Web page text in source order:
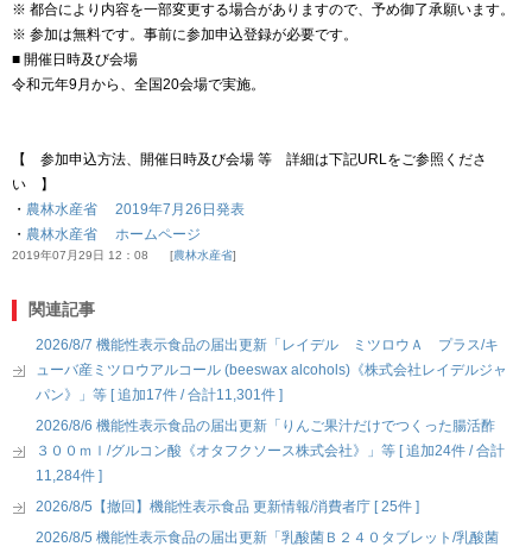
※ 都合により内容を一部変更する場合がありますので、予め御了承願います。
※ 参加は無料です。事前に参加申込登録が必要です。
■ 開催日時及び会場
令和元年9月から、全国20会場で実施。
【 参加申込方法、開催日時及び会場 等 詳細は下記URLをご参照くださ
い 】
・ 農林水産省 2019年7月26日発表
・ 農林水産省 ホームページ
2019年07月29日 12：08 農林水産省
関連記事
2026/8/7 機能性表示食品の届出更新「レイデル ミツロウＡ プラス/キ
ューバ産ミツロウアルコール (beeswax alcohols)《株式会社レイデルジャ
パン》」等 [ 追加17件 / 合計11,301件 ]
2026/8/6 機能性表示食品の届出更新「りんご果汁だけでつくった腸活酢
３００ｍｌ/グルコン酸《オタフクソース株式会社》」等 [ 追加24件 / 合計
11,284件 ]
2026/8/5【撤回】機能性表示食品 更新情報/消費者庁 [ 25件 ]
2026/8/5 機能性表示食品の届出更新「乳酸菌Ｂ２４０タブレット/乳酸菌